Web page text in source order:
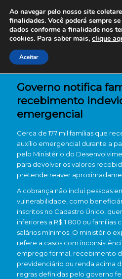
Governo notifica
recebimento
emergencial
Cerca de 177 mil famílias que
auxílio emergencial durante a
pelo Ministério do
para devolver os valores
pretende reaver
A cobrança não inclui pessoas
vulnerabilidade, como
inscritos no Cadastro Único,
inferiores a R$ 1.800 ou famílias
salários mínimos. O ministério
refere a casos com
emprego formal, recebimento
previdenciário ou renda acima
regras definidas pelo governo
Ao navegar pelo nosso site
finalidades. Você poderá sempre
dados conforme a finalidade nos
cookies. Para saber mais, clique
Aceitar